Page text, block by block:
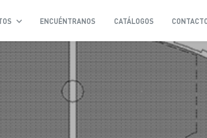
ENCUÉNTRANOS CATÁLOGOS